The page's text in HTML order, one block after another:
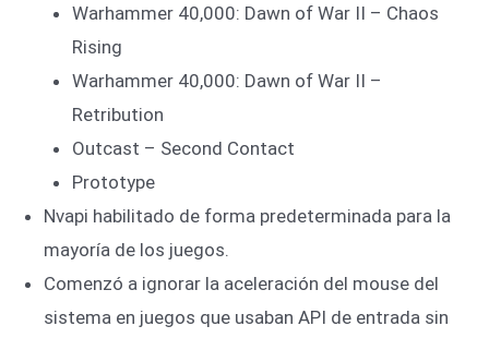
Warhammer 40,000: Dawn of War II – Chaos
Rising
Warhammer 40,000: Dawn of War II –
Retribution
Outcast – Second Contact
Prototype
Nvapi habilitado de forma predeterminada para la
mayoría de los juegos.
Comenzó a ignorar la aceleración del mouse del
sistema en juegos que usaban API de entrada sin